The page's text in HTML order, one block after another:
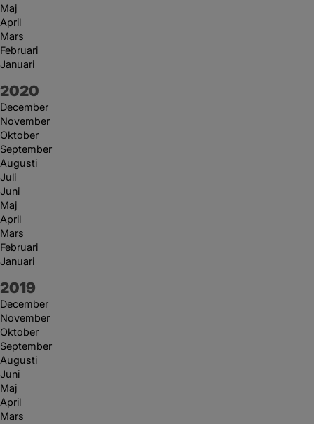
Maj
April
Mars
Februari
Januari
År:
2020
December
November
Oktober
September
Augusti
Juli
Juni
Maj
April
Mars
Februari
Januari
År:
2019
December
November
Oktober
September
Augusti
Juni
Maj
April
Mars